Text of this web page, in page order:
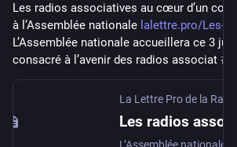
Les radios associatives au cœur d’un
à l’Assemblée nationale lalettre.pro/Les-
L’Assemblée nationale accueillera ce 3
consacré à l’avenir des radios associat #
La Lettre Pro de la